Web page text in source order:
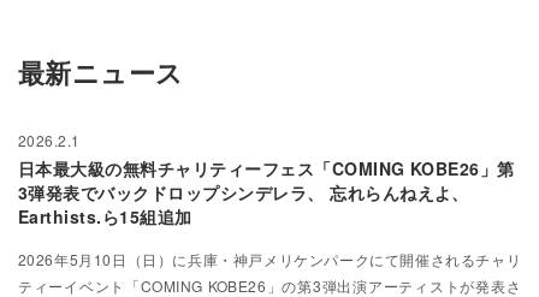
最新ニュース
2026.2.1
日本最大級の無料チャリティーフェス「COMING KOBE26」第
3弾発表でバックドロップシンデレラ、 忘れらんねえよ、
Earthists.ら15組追加
2026年5月10日（日）に兵庫・神戸メリケンパークにて開催されるチャリ
ティーイベント「COMING KOBE26」の第3弾出演アーティストが発表さ